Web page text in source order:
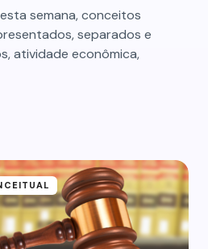
semana, conceitos
separados e
atividade econômica,